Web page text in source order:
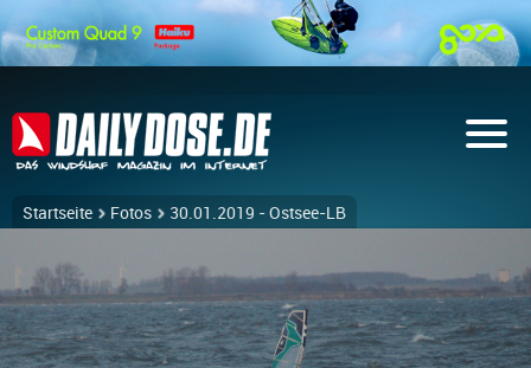
Startseite Fotos 30.01.2019 - Ostsee-LB